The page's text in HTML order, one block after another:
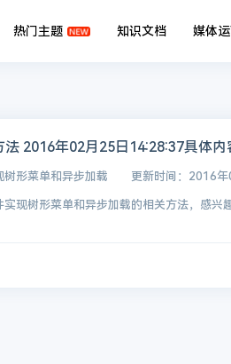
热门主题 知识文档 媒体
2016年02月25日14:28:37具体内
树形菜单和异步加载 更新时间：
现树形菜单和异步加载的相关方法，感兴